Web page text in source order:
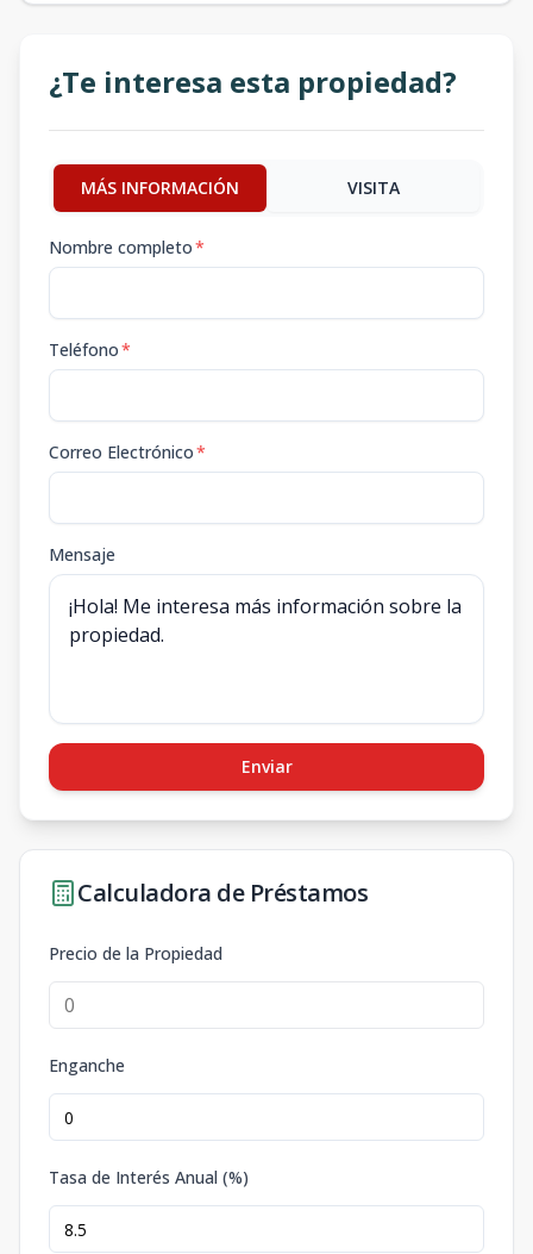
¿Te interesa esta propiedad?
MÁS INFORMACIÓN VISITA
Nombre completo*
Teléfono*
Correo Electrónico*
Mensaje
Enviar
Calculadora de Préstamos
Precio de la Propiedad
Enganche
Tasa de Interés Anual (%)